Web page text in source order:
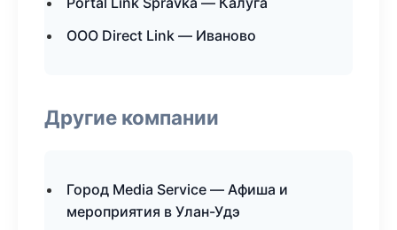
ООО Direct Link — Иваново
Другие компании
Город Media Service — Афиша и
мероприятия в Улан-Удэ